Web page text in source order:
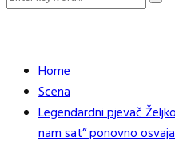
Home
Scena
Legendardni pjevač
nam sat” ponovno